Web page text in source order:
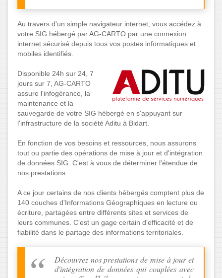
Au travers d'un simple navigateur internet, vous accédez à
votre SIG hébergé par AG-CARTO par une connexion
internet sécurisé depuis tous vos postes informatiques et
mobiles identifiés.
Disponible 24h sur 24, 7
jours sur 7, AG-CARTO
assure l'infogérance, la
maintenance et la
sauvegarde de votre SIG hébergé en s'appuyant sur
l'infrastructure de la société Aditu à Bidart.
En fonction de vos besoins et ressources, nous assurons
tout ou partie des opérations de mise à jour et d'intégration
de données SIG. C'est à vous de déterminer l'étendue de
nos prestations.
A ce jour certains de nos clients hébergés comptent plus de
140 couches d'Informations Géographiques en lecture ou
écriture, partagées entre différents sites et services de
leurs communes. C'est un gage certain d'efficacité et de
fiabilité dans le partage des informations territoriales.
Découvrez nos prestations de mise à jour et
d'intégration de données qui couplées avec